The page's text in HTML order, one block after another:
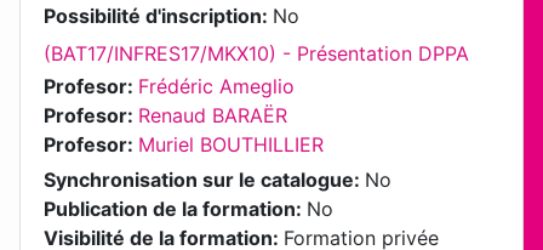
Possibilité d'inscription: No
(BAT17/INFRES17/MKX10) - Présentation DPPA
Profesor: Frédéric Ameglio
Profesor: Renaud BARAËR
Profesor: Muriel BOUTHILLIER
Synchronisation sur le catalogue: No
Publication de la formation: No
Visibilité de la formation: Formation privée